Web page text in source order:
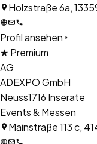
Holzstraße 6a,
Profil ansehen
★ Premium
AG
ADEXPO GmbH
Neuss1716 Inserate
Events & Messen
Mainstraße 113 c,